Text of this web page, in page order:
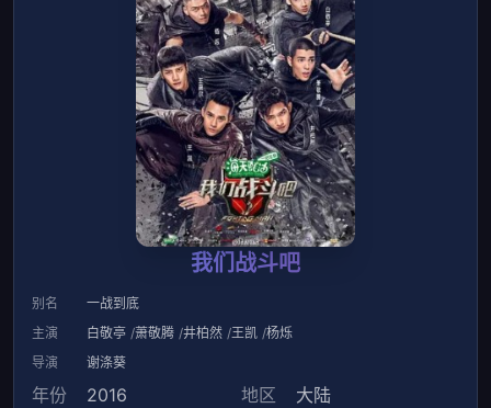
我们战斗吧
别名
一战到底
主演
白敬亭 萧敬腾 井柏然 王凯 杨烁
导演
谢涤葵
年份 2016 地区
大陆